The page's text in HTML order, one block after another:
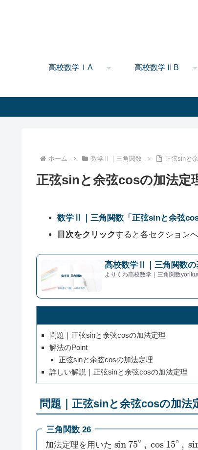
高校数学ⅠA 高校数学ⅡB
ホーム 数学Ⅱ｜三角関数 正弦sinと
正弦sinと余弦cosの加法定
数学Ⅱ｜三角関数「正弦sinと余弦
目次をクリックすると各セクション
高校数学Ⅱ｜三角関数の
よりくわ高校数学｜三角関数
問題｜正弦sinと余弦cosの加法定理
解法のPoint
正弦sinと余弦cosの加法定理
詳しい解説｜正弦sinと余弦cosの加法定理
問題｜正弦sinと余弦cosの加法
三角関数 26
加法定理を用いた
sin 75∘ 15∘ sin